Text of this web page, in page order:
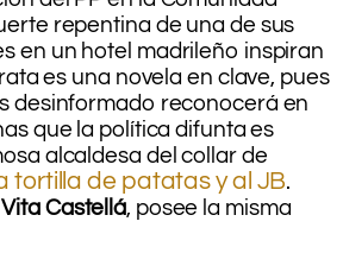
repentina de una de sus
en un hotel madrileño inspiran
es una novela en clave, pues
desinformado reconocerá en
que la política difunta es
alcaldesa del collar de
tortilla de patatas y al JB.
Vita Castellá, posee la misma